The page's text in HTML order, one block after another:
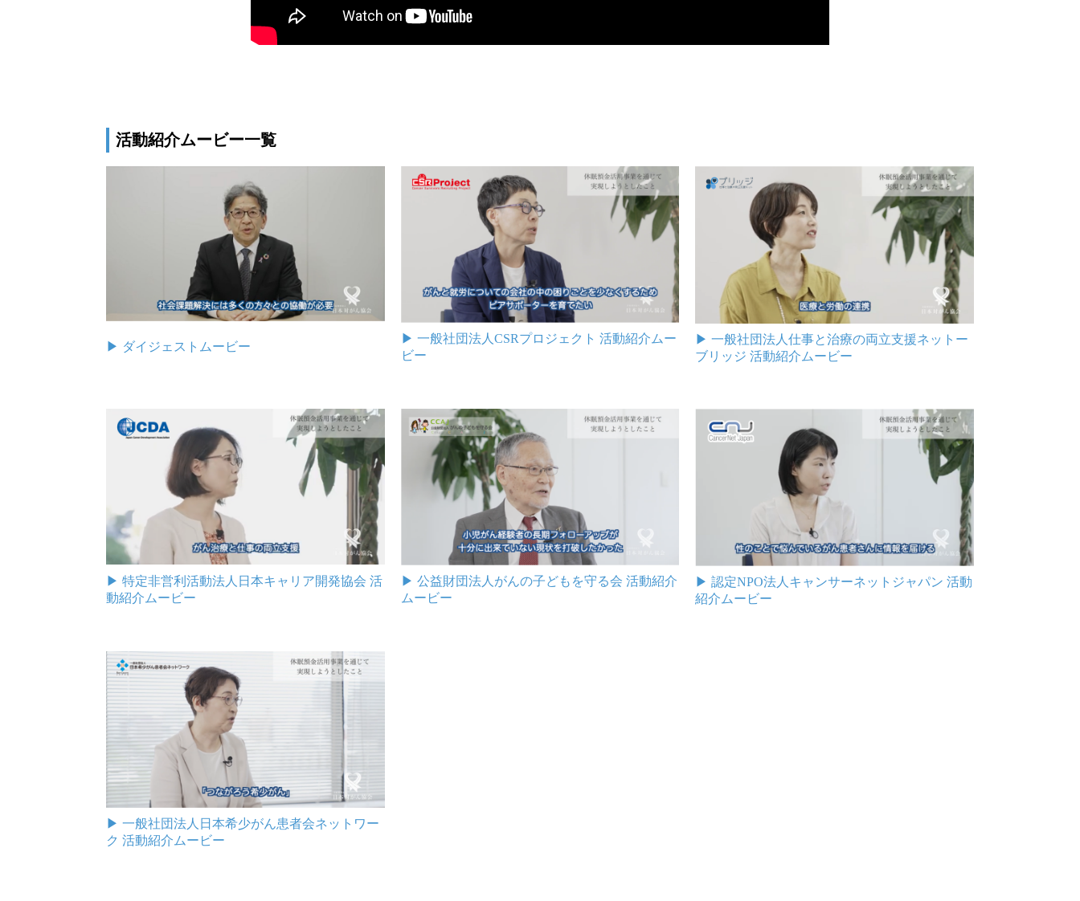
活動紹介ムービー一覧
▶︎ ダイジェストムービー
▶︎ 一般社団法人CSRプロジェクト 活動紹介ムー
ビー
▶︎ 一般社団法人仕事と治療の両立支援ネットー
ブリッジ 活動紹介ムービー
▶︎ 特定非営利活動法人日本キャリア開発協会 活
動紹介ムービー
▶︎ 公益財団法人がんの子どもを守る会 活動紹介
ムービー
▶︎ 認定NPO法人キャンサーネットジャパン 活動
紹介ムービー
▶︎ 一般社団法人日本希少がん患者会ネットワー
ク 活動紹介ムービー